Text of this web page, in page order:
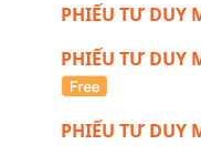
PHIẾU TƯ DUY
PHIẾU TƯ DUY
PHIẾU TƯ DUY